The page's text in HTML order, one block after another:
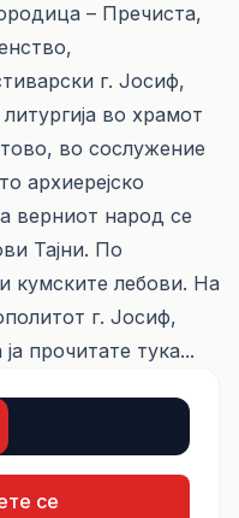
– Пречиста,
г. Јосиф,
во храмот
во сослужение
архиерејско
верниот народ се
Тајни. По
кумските лебови. На
г. Јосиф,
прочитате тука...
се